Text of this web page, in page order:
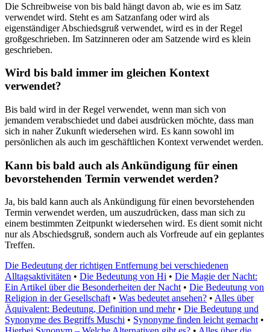
Die Schreibweise von bis bald hängt davon ab, wie es im Satz
verwendet wird. Steht es am Satzanfang oder wird als
eigenständiger Abschiedsgruß verwendet, wird es in der Regel
großgeschrieben. Im Satzinneren oder am Satzende wird es klein
geschrieben.
Wird bis bald immer im gleichen Kontext
verwendet?
Bis bald wird in der Regel verwendet, wenn man sich von
jemandem verabschiedet und dabei ausdrücken möchte, dass man
sich in naher Zukunft wiedersehen wird. Es kann sowohl im
persönlichen als auch im geschäftlichen Kontext verwendet werden.
Kann bis bald auch als Ankündigung für einen
bevorstehenden Termin verwendet werden?
Ja, bis bald kann auch als Ankündigung für einen bevorstehenden
Termin verwendet werden, um auszudrücken, dass man sich zu
einem bestimmten Zeitpunkt wiedersehen wird. Es dient somit nicht
nur als Abschiedsgruß, sondern auch als Vorfreude auf ein geplantes
Treffen.
Die Bedeutung der richtigen Entfernung bei verschiedenen
Alltagsaktivitäten • Die Bedeutung von Hi • Die Magie der Nacht:
Ein Artikel über die Besonderheiten der Nacht • Die Bedeutung von
Religion in der Gesellschaft • Was bedeutet ansehen? • Alles über
Äquivalent: Bedeutung, Definition und mehr• Die Bedeutung und
Synonyme des Begriffs Muschi • Synonyme finden leicht gemacht •